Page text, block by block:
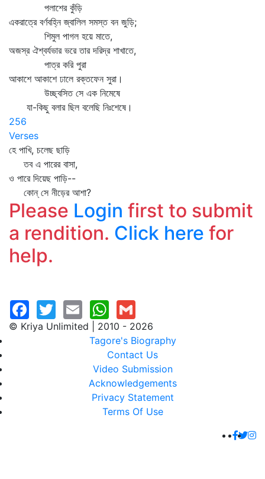
পলাশের কুঁড়ি
একরাত্রে বর্ণবহ্নি জ্বালিল সমস্ত বন জুড়ি;
শিমুল পাগল হয়ে মাতে,
অজস্র ঐশ্বর্যভার ভরে তার দরিদ্র শাখাতে,
পাত্র করি পুরা
আকাশে আকাশে ঢালে রক্তফেন সুরা।
উচ্ছ্বসিত সে এক নিমেষে
যা-কিছু বলার ছিল বলেছি নিঃশেষে।
256
Verses
হে পাখি, চলেছ ছাড়ি
তব এ পারের বাসা,
ও পারে দিয়েছ পাড়ি--
কোন্‌ সে নীড়ের আশা?
Please Login first to submit
a rendition. Click here for
help.
© Kriya Unlimited | 2010 - 2026
Tagore's Biography
Contact Us
Video Submission
Acknowledgements
Privacy Statement
Terms Of Use